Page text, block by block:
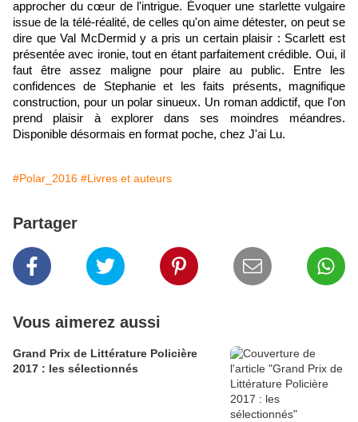
approcher du cœur de l'intrigue. Évoquer une starlette vulgaire
issue de la télé-réalité, de celles qu'on aime détester, on peut se
dire que Val McDermid y a pris un certain plaisir : Scarlett est
présentée avec ironie, tout en étant parfaitement crédible. Oui, il
faut être assez maligne pour plaire au public. Entre les
confidences de Stephanie et les faits présents, magnifique
construction, pour un polar sinueux. Un roman addictif, que l'on
prend plaisir à explorer dans ses moindres méandres.
Disponible désormais en format poche, chez J'ai Lu.
#Polar_2016 #Livres et auteurs
Partager
Vous aimerez aussi
Grand Prix de Littérature Policière
2017 : les sélectionnés